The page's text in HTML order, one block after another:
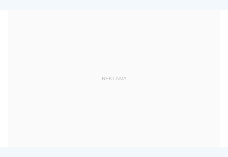
1968REKLAMA